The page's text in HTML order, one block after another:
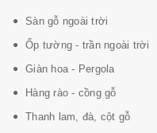
mùi, không mối mọi
Sàn nhựa dán keo DK:
Hình ảnh thực tế:
Sàn gỗ ngoài trời
Ốp tường - trần ngoài trời
Giàn hoa - Pergola
Hàng rào - cồng gỗ
Thanh lam, đà, cột gỗ